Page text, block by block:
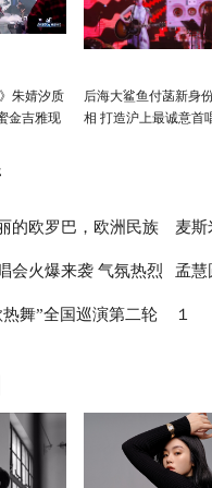
朱婧汐质
金吉雅现
后海大鲨鱼付菡新身
相 打造沪上最诚意首
的欧罗巴，欧洲民族
夏
麦斯
将启
会火爆来袭 气氛热烈
音乐节
孟慧
温馨
舞”全国巡演第二轮 １